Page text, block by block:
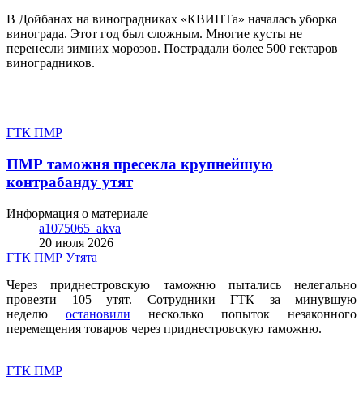
В Дойбанах на виноградниках «КВИНТа» началась уборка
винограда. Этот год был сложным. Многие кусты не
перенесли зимних морозов. Пострадали более 500 гектаров
виноградников.
ГТК ПМР
ПМР таможня пресекла крупнейшую
контрабанду утят
Информация о материале
a1075065_akva
20 июля 2026
ГТК ПМР Утята
Через приднестровскую таможню пытались нелегально
провезти 105 утят. Сотрудники ГТК за минувшую
неделю остановили несколько попыток незаконного
перемещения товаров через приднестровскую таможню.
ГТК ПМР